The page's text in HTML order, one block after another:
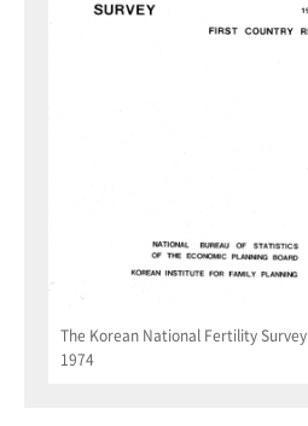
The Korean National Fertility Survey
1974